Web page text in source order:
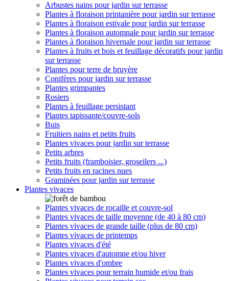
Arbustes nains pour jardin sur terrasse
Plantes à floraison printanière pour jardin sur terrasse
Plantes à floraison estivale pour jardin sur terrasse
Plantes à floraison automnale pour jardin sur terrasse
Plantes à floraison hivernale pour jardin sur terrasse
Plantes à fruits et bois et feuillage décoratifs pour jardin
sur terrasse
Plantes pour terre de bruyère
Conifères pour jardin sur terrasse
Plantes grimpantes
Rosiers
Plantes à feuillage persistant
Plantes tapissante/couvre-sols
Buis
Fruitiers nains et petits fruits
Plantes vivaces pour jardin sur terrasse
Petits arbres
Petits fruits (framboisier, groseilers ...)
Petits fruits en racines nues
Graminées pour jardin sur terrasse
Plantes vivaces
Plantes vivaces de rocaille et couvre-sol
Plantes vivaces de taille moyenne (de 40 à 80 cm)
Plantes vivaces de grande taille (plus de 80 cm)
Plantes vivaces de printemps
Plantes vivaces d'été
Plantes vivaces d'automne et/ou hiver
Plantes vivaces d'ombre
Plantes vivaces pour terrain humide et/ou frais